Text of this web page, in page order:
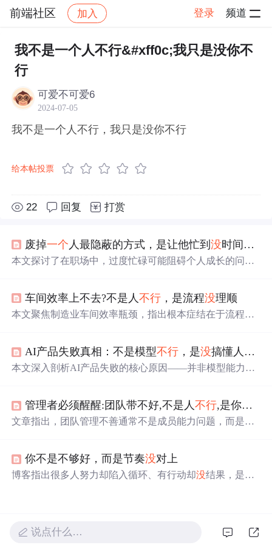
前端社区 加入 登录 频道
社区 前端社区 感慨 帖子详情
我不是一个人不行&#xff0c;我只是没你不
行
可爱不可爱6
2024-07-05
我不是一个人不行，我只是没你不行
给本帖投票
22 回复 打赏
废掉一个 人最隐蔽的方式，是让他忙到没时间成长
本文探讨了在职场中，过度忙碌可能阻碍个人成长的问
应该让人有时间和空间进行个人发展。
车间效率上不去?不是人不行 ，是流程没理顺
本文聚焦制造业车间效率瓶颈，指出根本症结在于流程混
心问题，并提出对应闭环机制与落地举措。结合班前会、
工位布局优化、每日复盘三项实操技巧，辅以低代码平台
AI产品失败真相：不是模型不行 ，是没搞懂人怎么用工具
本文深入剖析AI产品失败的核心原因——并非模型能力不
形管道工”为理念的AI产品设计范式，并系统梳理七道上线
关卡：需求翻译、数据沙盒、交互契约、灰度发布、人机
法构建可信、可退、可演进的AI功能。
管理者必须醒醒:团队带不好,不是人不行,是你没
文章指出，团队管理不善通常不是成员能力问题，而是缺
的执行力和战斗力。
你不是不够好，而是节奏没对上
博客指出很多人努力却陷入循环、有行动却没结果，是因
说点什么…